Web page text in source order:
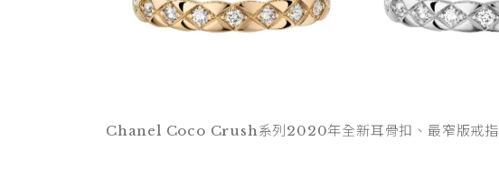
Chanel Coco Crush系列2020年全新耳骨扣、最窄版戒指